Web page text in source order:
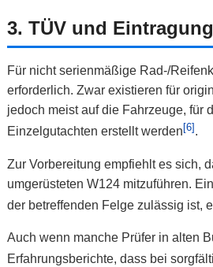
3. TÜV und
Für nicht serienmäßige Rad‑/
erforderlich. Zwar existieren für
jedoch meist auf die Fahrzeuge, für
Einzelgutachten erstellt werden [6] .
Zur Vorbereitung empfiehlt es sich,
umgerüsteten W124 mitzuführen.
der betreffenden Felge zulässig ist,
Auch wenn manche Prüfer in alten
Erfahrungsberichte, dass bei